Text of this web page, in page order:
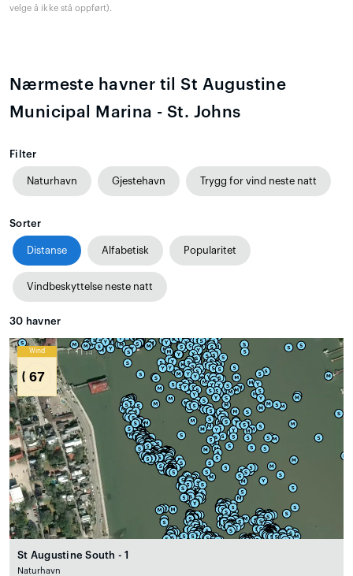
velge å ikke stå oppført).
Nærmeste havner til St Augustine
Municipal Marina - St. Johns
Filter
Naturhavn Gjestehavn Trygg for vind neste natt
Sorter
Distanse Alfabetisk Popularitet
Vindbeskyttelse neste natt
30 havner
Wind
67
St Augustine South - 1
Naturhavn